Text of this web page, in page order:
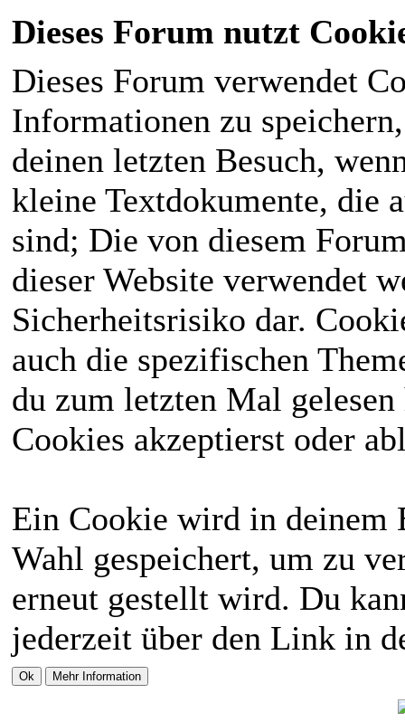
Dieses Forum nutzt
Dieses Forum verwendet
Informationen zu
deinen letzten Besuch,
kleine Textdokumente, die
sind; Die von diesem
dieser Website verwendet
Sicherheitsrisiko dar.
auch die spezifischen
du zum letzten Mal
Cookies akzeptierst oder
Ein Cookie wird in deinem
Wahl gespeichert, um zu
erneut gestellt wird. Du
jederzeit über den Link in